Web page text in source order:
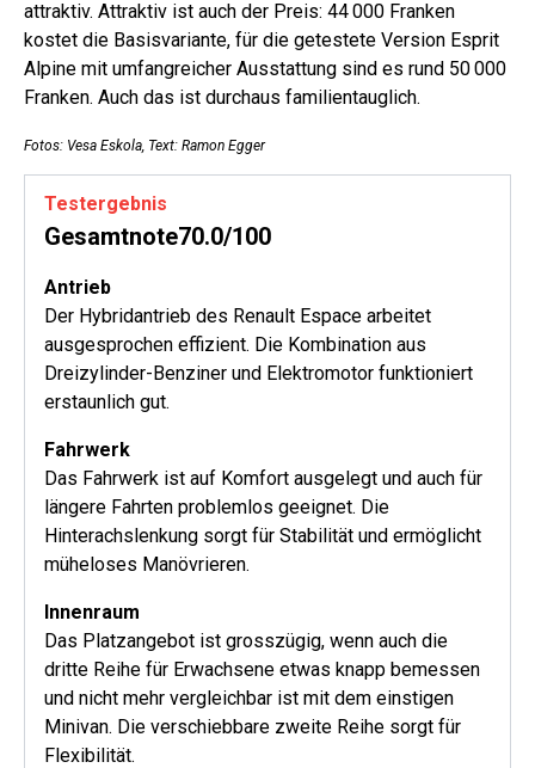
attraktiv. Attraktiv ist auch der Preis: 44 000 Franken
kostet die Basisvariante, für die getestete Version Esprit
Alpine mit umfangreicher Ausstattung sind es rund 50 000
Franken. Auch das ist durchaus familientauglich.
Fotos: Vesa Eskola, Text: Ramon Egger
Testergebnis
Gesamtnote70.0/100
Antrieb
Der Hybridantrieb des Renault Espace arbeitet
ausgesprochen effizient. Die Kombination aus
Dreizylinder-Benziner und Elektromotor funktioniert
erstaunlich gut.
Fahrwerk
Das Fahrwerk ist auf Komfort ausgelegt und auch für
längere Fahrten problemlos geeignet. Die
Hinterachslenkung sorgt für Stabilität und ermöglicht
müheloses Manövrieren.
Innenraum
Das Platzangebot ist grosszügig, wenn auch die
dritte Reihe für Erwachsene etwas knapp bemessen
und nicht mehr vergleichbar ist mit dem einstigen
Minivan. Die verschiebbare zweite Reihe sorgt für
Flexibilität.